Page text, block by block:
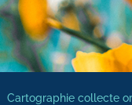
Cartographie collecte